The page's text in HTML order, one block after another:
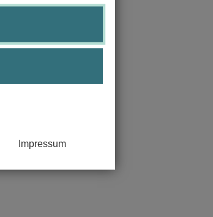
Impressum